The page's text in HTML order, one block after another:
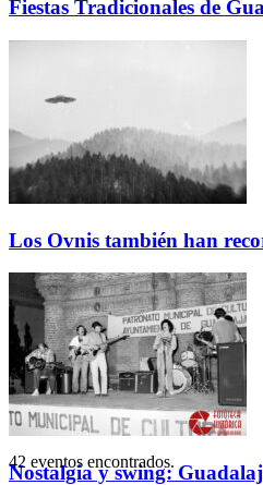
Fiestas Tradicionales de
Los Ovnis también han
Nostalgia y swing:
42 eventos encontrados.